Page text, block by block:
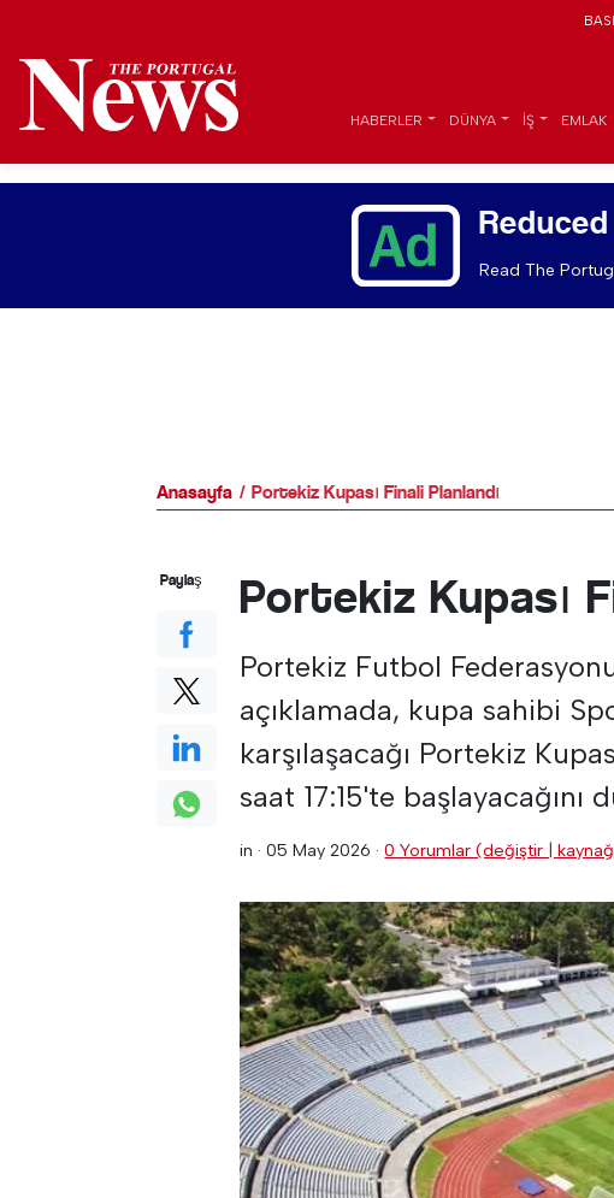
HABERLER DÜNYA İŞ EMLAK
Read The
Anasayfa Portekiz Kupası Finali Planlandı
Portekiz Kupası
Portekiz Futbol
açıklamada, kupa sahibi
karşılaşacağı Portekiz
saat 17:15'te başlayacağını
in ·05 May 2026 ·0 Yorumlar (değiştir |
Paylaş